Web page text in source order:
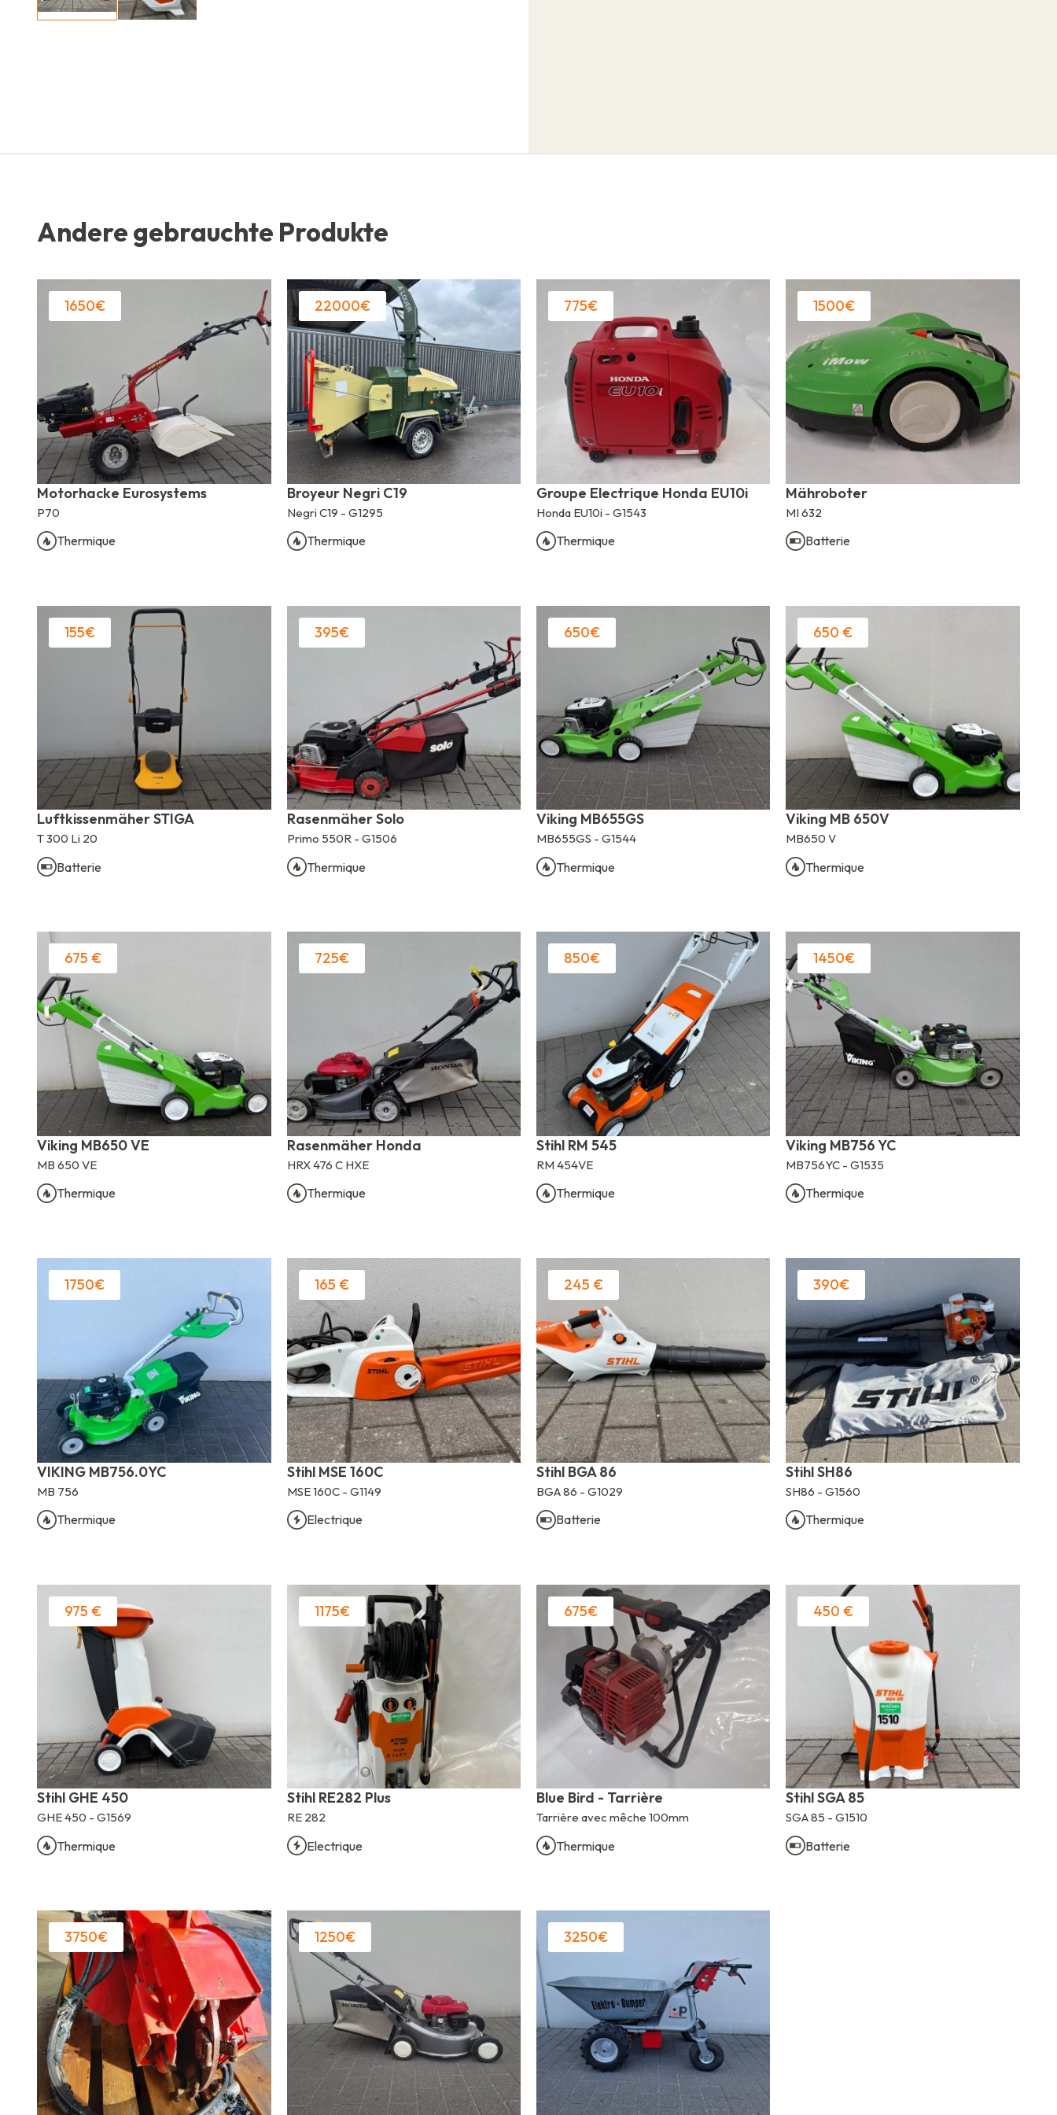
Andere gebrauchte Produkte
1650€
Motorhacke Eurosystems
P70
Thermique
22000€
Broyeur Negri C19
Negri C19 - G1295
Thermique
775€
Groupe Electrique Honda EU10i
Honda EU10i - G1543
Thermique
1500€
Mähroboter
MI 632
Batterie
155€
Luftkissenmäher STIGA
T 300 Li 20
Batterie
395€
Rasenmäher Solo
Primo 550R - G1506
Thermique
650€
Viking MB655GS
MB655GS - G1544
Thermique
650 €
Viking MB 650V
MB650 V
Thermique
675 €
Viking MB650 VE
MB 650 VE
Thermique
725€
Rasenmäher Honda
HRX 476 C HXE
Thermique
850€
Stihl RM 545
RM 454VE
Thermique
1450€
Viking MB756 YC
MB756YC - G1535
Thermique
1750€
VIKING MB756.0YC
MB 756
Thermique
165 €
Stihl MSE 160C
MSE 160C - G1149
Electrique
245 €
Stihl BGA 86
BGA 86 - G1029
Batterie
390€
Stihl SH86
SH86 - G1560
Thermique
975 €
Stihl GHE 450
GHE 450 - G1569
Thermique
1175€
Stihl RE282 Plus
RE 282
Electrique
675€
Blue Bird - Tarrière
Tarrière avec mêche 100mm
Thermique
450 €
Stihl SGA 85
SGA 85 - G1510
Batterie
3750€ 1250€ 3250€